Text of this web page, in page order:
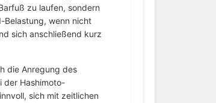
zu laufen, sondern
Belastung, wenn nicht
sich anschließend kurz
die Anregung des
der Hashimoto-
sich mit zeitlichen